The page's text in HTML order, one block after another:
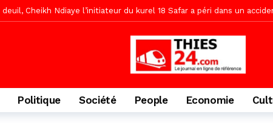
Cheikh Ndiaye l’initiateur du kurel 18 Safar a péri dans un
Yakhine, le Comité d’organisation dévoile ses priorités
Diamaguène Nimzath Thiès, mesures annoncées pour une
El Hadji Malick Sy reçoit ses premiers malades lundi 10 Août 2
: l’alternative sénégalaise ne peut se réduire au seul libéralisme
Politique Société People Economie